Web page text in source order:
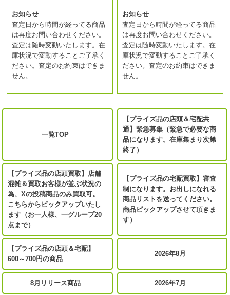
お知らせ
査定日から時間が経ってる商品
は再度お問い合わせください。
査定は随時変動いたします。在
庫状況で変動することご了承く
ださい。査定のお約束はできま
せん。
お知らせ
査定日から時間が経ってる商品
は再度お問い合わせください。
査定は随時変動いたします。在
庫状況で変動することご了承く
ださい。査定のお約束はできま
せん。
一覧TOP
【プライズ品の店頭＆宅配共
通】緊急募集（緊急で必要な商
品になります。在庫集まり次第
終了）
【プライズ品の店頭買取】店舗
混雑＆買取お客様が並ぶ状況の
為、Xの投稿商品のみ買取可。
こちらからピックアップいたし
ます（お一人様、一グループ20
点まで）
【プライズ品の宅配買取】審査
制になります。お出しになれる
商品リストを送ってください。
商品ピックアップさせて頂きま
す）
【プライズ品の店頭＆宅配】
600～700円の商品
2026年8月
8月リリース商品 2026年7月